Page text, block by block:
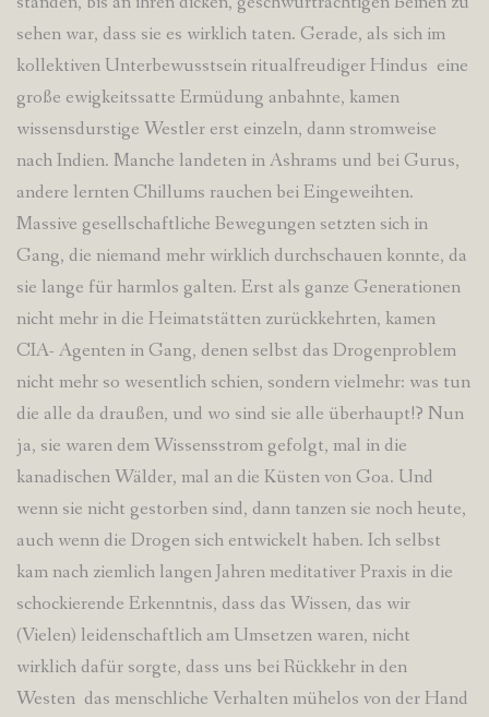
sehen war, dass sie es wirklich taten. Gerade, als sich im
kollektiven Unterbewusstsein ritualfreudiger Hindus eine
große ewigkeitssatte Ermüdung anbahnte, kamen
wissensdurstige Westler erst einzeln, dann stromweise
nach Indien. Manche landeten in Ashrams und bei Gurus,
andere lernten Chillums rauchen bei Eingeweihten.
Massive gesellschaftliche Bewegungen setzten sich in
Gang, die niemand mehr wirklich durchschauen konnte, da
sie lange für harmlos galten. Erst als ganze Generationen
nicht mehr in die Heimatstätten zurückkehrten, kamen
CIA- Agenten in Gang, denen selbst das Drogenproblem
nicht mehr so wesentlich schien, sondern vielmehr: was tun
die alle da draußen, und wo sind sie alle überhaupt!? Nun
ja, sie waren dem Wissensstrom gefolgt, mal in die
kanadischen Wälder, mal an die Küsten von Goa. Und
wenn sie nicht gestorben sind, dann tanzen sie noch heute,
auch wenn die Drogen sich entwickelt haben. Ich selbst
kam nach ziemlich langen Jahren meditativer Praxis in die
schockierende Erkenntnis, dass das Wissen, das wir
(Vielen) leidenschaftlich am Umsetzen waren, nicht
wirklich dafür sorgte, dass uns bei Rückkehr in den
Westen das menschliche Verhalten mühelos von der Hand